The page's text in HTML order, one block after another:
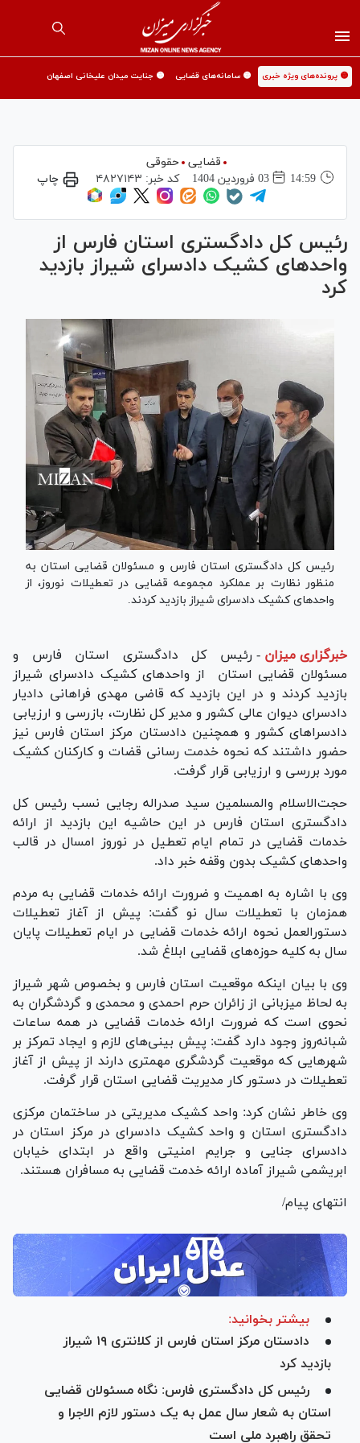
🟡 پرونده‌های ویژه خبری 🟡 سامانه‌های قضایی 🟡 جنایت میدان علیخانی اصفهان
قضایی حقوقی
14:59
03 فروردين 1404 کد خبر: ۴۸۲۷۱۴۳ چاپ
رئیس کل دادگستری استان فارس از
واحد‌های کشیک دادسرای شیراز بازدید
کرد
رئیس کل دادگستری استان فارس و مسئولان قضایی استان به
منظور نظارت بر عملکرد مجموعه قضایی در تعطیلات نوروز، از
واحد‌های کشیک دادسرای شیراز بازدید کردند.
خبرگزاری میزان - رئیس کل دادگستری استان فارس و
مسئولان قضایی استان از واحد‌های کشیک دادسرای شیراز
بازدید کردند و در این بازدید که قاضی مهدی فراهانی دادیار
دادسرای دیوان عالی کشور و مدیر کل نظارت، بازرسی و ارزیابی
دادسرا‌های کشور و همچنین دادستان مرکز استان فارس نیز
حضور داشتند که نحوه خدمت رسانی قضات و کارکنان کشیک
مورد بررسی و ارزیابی قرار گرفت.
حجت‌الاسلام والمسلمین سید صدراله رجایی نسب رئیس کل
دادگستری استان فارس در این حاشیه این بازدید از ارائه
خدمات قضایی در تمام ایام تعطیل در نوروز امسال در قالب
واحد‌های کشیک بدون وقفه خبر داد.
وی با اشاره به اهمیت و ضرورت ارائه خدمات قضایی به مردم
همزمان با تعطیلات سال نو گفت: پیش از آغاز تعطیلات
دستور‌العمل نحوه ارائه خدمات قضایی در ایام تعطیلات پایان
سال به کلیه حوزه‌های قضایی ابلاغ شد.
وی با بیان اینکه موقعیت استان فارس و بخصوص شهر شیراز
به لحاظ میزبانی از زائران حرم احمدی و محمدی و گردشگران به
نحوی است که ضرورت ارائه خدمات قضایی در همه ساعات
شبانه‌روز وجود دارد گفت: پیش بینی‌های لازم و ایجاد تمرکز بر
شهر‌هایی که موقعیت گردشگری مهمتری دارند از پیش از آغاز
تعطیلات در دستور کار مدیریت قضایی استان قرار گرفت.
وی خاطر نشان کرد: واحد کشیک مدیریتی در ساختمان مرکزی
دادگستری استان و واحد کشیک دادسرای در مرکز استان در
دادسرای جنایی و جرایم امنیتی واقع در ابتدای خیابان
ابریشمی شیراز آماده ارائه خدمت قضایی به مسافران هستند.
انتهای پیام/
بیشتر بخوانید:
دادستان مرکز استان فارس از کلانتری ۱۹ شیراز
بازدید کرد
رئیس کل دادگستری فارس: نگاه مسئولان قضایی
استان به شعار سال عمل به یک دستور لازم الاجرا و
تحقق راهبرد ملی است